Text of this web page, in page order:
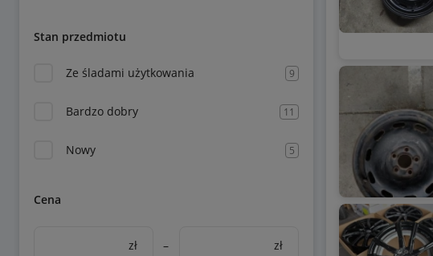
Stan przedmiotu
Ze śladami użytkowania 9
Bardzo dobry 11
Nowy 5
Cena
zł – zł